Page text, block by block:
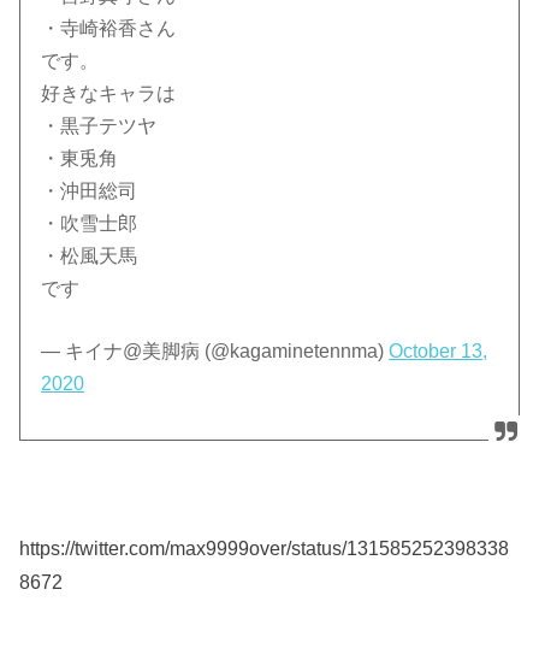
・寺崎裕香さん
です。
好きなキャラは
・黒子テツヤ
・東兎角
・沖田総司
・吹雪士郎
・松風天馬
です
— キイナ@美脚病 (@kagaminetennma)October 13,
2020
https://twitter.com/max9999over/status/131585252398338
8672